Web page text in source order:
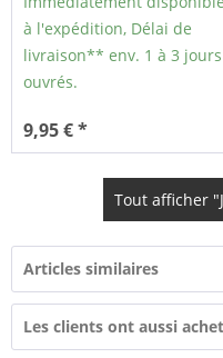
à l'expédition, Délai de
livraison** env. 1 à 3 jours
ouvrés.
9,95 € *
Tout afficher
Articles similaires
Les clients ont aussi